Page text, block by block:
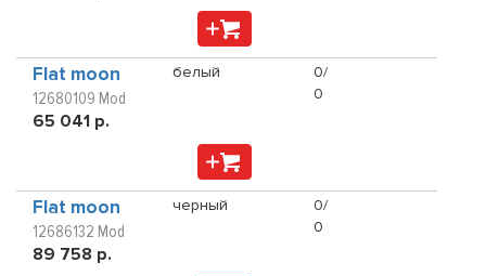
Flat moon
12680109 Mod
65 041 р.
белый
0/
0
Flat moon
12686132 Mod
89 758 р.
черный
0/
0